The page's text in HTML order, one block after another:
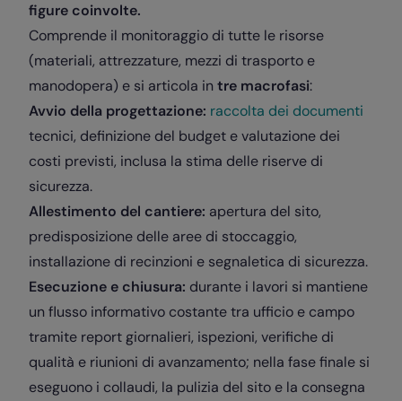
figure coinvolte.
Comprende il monitoraggio di tutte le risorse
(materiali, attrezzature, mezzi di trasporto e
manodopera) e si articola in tre macrofasi:
Avvio della progettazione: raccolta dei documenti
tecnici, definizione del budget e valutazione dei
costi previsti, inclusa la stima delle riserve di
sicurezza.
Allestimento del cantiere: apertura del sito,
predisposizione delle aree di stoccaggio,
installazione di recinzioni e segnaletica di sicurezza.
Esecuzione e chiusura: durante i lavori si mantiene
un flusso informativo costante tra ufficio e campo
tramite report giornalieri, ispezioni, verifiche di
qualità e riunioni di avanzamento; nella fase finale si
eseguono i collaudi, la pulizia del sito e la consegna